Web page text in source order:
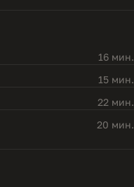
16 мин.
15 мин.
22 мин.
20 мин.